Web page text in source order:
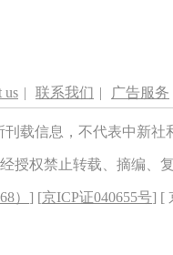
us | 联系我们 | 广告服务
刊载信息，不代表中新
授权禁止转载、摘编、
） ] [京ICP证040655号] [